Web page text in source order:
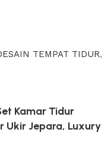
TEMPAT TIDUR,
Kamar Tidur
Ukir Jepara, Luxury